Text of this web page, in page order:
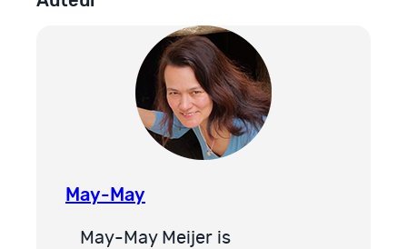
May-May
May-May Meijer is